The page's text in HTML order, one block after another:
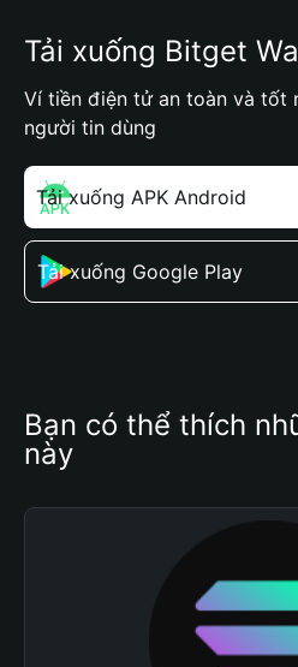
Tải xuống Bitget
Ví tiền điện tử an toàn và tốt
người tin dùng
Tải xuống APK Android
Tải xuống Google Play
Bạn có thể thích
này